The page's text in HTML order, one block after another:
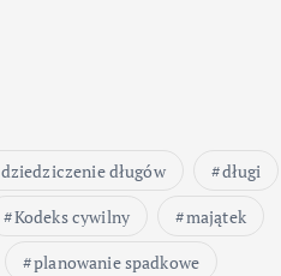
dziedziczenie długów
długi
Kodeks cywilny
majątek
planowanie spadkowe